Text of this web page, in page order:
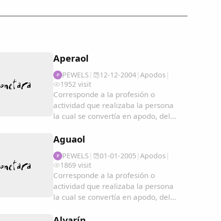
Aperaol
P PEWELS | 12-12-2004| Apodos |
1952 visit
Corresponde a la profesión o
actividad que realizaba la persona
la cual se convertía en apodo, del
hereditarios...
Aguaol
P PEWELS | 01-01-2005| Apodos |
1869 visit
Corresponde a la profesión o
actividad que realizaba la persona
la cual se convertía en apodo, del
hereditarios....